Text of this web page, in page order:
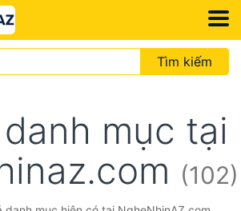
Tìm kiếm
mục tại
(102)